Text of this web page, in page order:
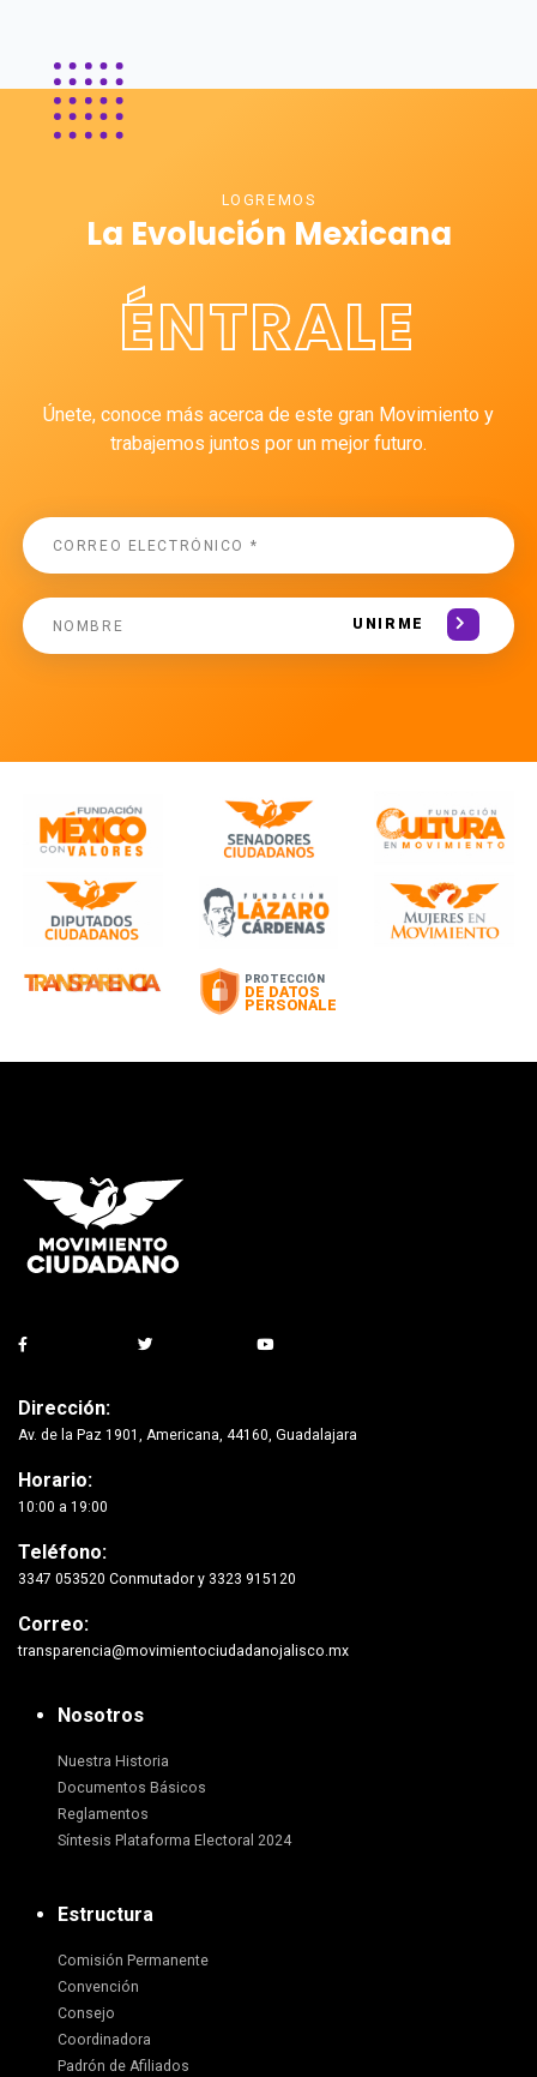
LOGREMOS
La Evolución Mexicana
ÉNTRALE
Únete, conoce más acerca de este gran Movimiento y
trabajemos juntos por un mejor futuro.
UNIRME
Dirección:
Av. de la Paz 1901, Americana, 44160, Guadalajara
Horario:
10:00 a 19:00
Teléfono:
3347 053520 Conmutador y 3323 915120
Correo:
transparencia@movimientociudadanojalisco.mx
Nosotros
Nuestra Historia
Documentos Básicos
Reglamentos
Síntesis Plataforma Electoral 2024
Estructura
Comisión Permanente
Convención
Consejo
Coordinadora
Padrón de Afiliados